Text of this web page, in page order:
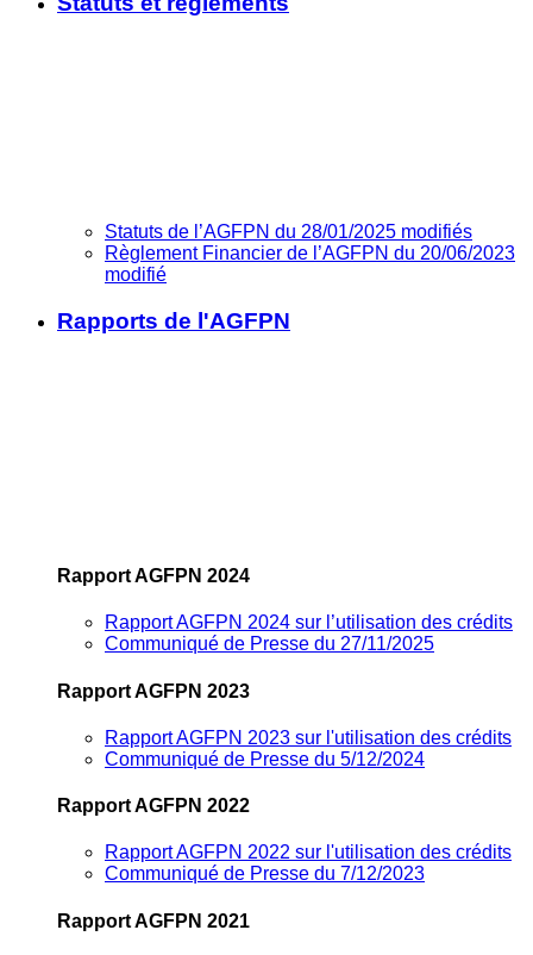
Statuts de l’AGFPN du 28/01/2025 modifiés
Règlement Financier de l’AGFPN du 20/06/2023
modifié
Rapports de l'AGFPN
Rapport AGFPN 2024
Rapport AGFPN 2024 sur l’utilisation des crédits
Communiqué de Presse du 27/11/2025
Rapport AGFPN 2023
Rapport AGFPN 2023 sur l'utilisation des crédits
Communiqué de Presse du 5/12/2024
Rapport AGFPN 2022
Rapport AGFPN 2022 sur l'utilisation des crédits
Communiqué de Presse du 7/12/2023
Rapport AGFPN 2021